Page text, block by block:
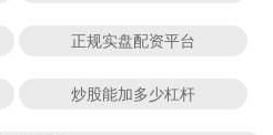
正规实盘配资平台
炒股能加多少杠杆